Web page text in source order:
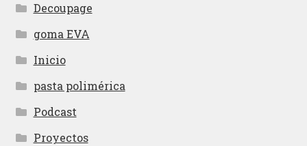
Decoupage
goma EVA
Inicio
pasta polimérica
Podcast
Proyectos